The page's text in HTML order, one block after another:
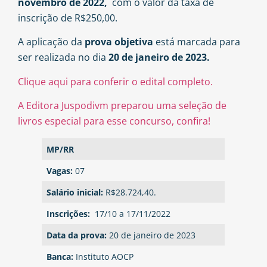
inscrição de R$250,00.
A aplicação da prova objetiva está marcada para
ser realizada no dia 20 de janeiro de 2023.
Clique aqui para conferir o edital completo.
A Editora Juspodivm preparou uma seleção de
livros especial para esse concurso, confira!
MP/RR
Vagas: 07
Salário inicial: R$28.724,40.
Inscrições: 17/10 a 17/11/2022
Data da prova:20 de janeiro de 2023
Banca: Instituto AOCP